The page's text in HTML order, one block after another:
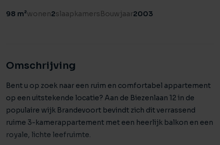
98 m²wonen2slaapkamersBouwjaar2003
Omschrijving
Bent u op zoek naar een ruim en comfortabel appartement
op een uitstekende locatie? Aan de Biezenlaan 12 in de
populaire wijk Brandevoort bevindt zich dit verrassend
ruime 3-kamerappartement met een heerlijk balkon en een
royale, lichte leefruimte.